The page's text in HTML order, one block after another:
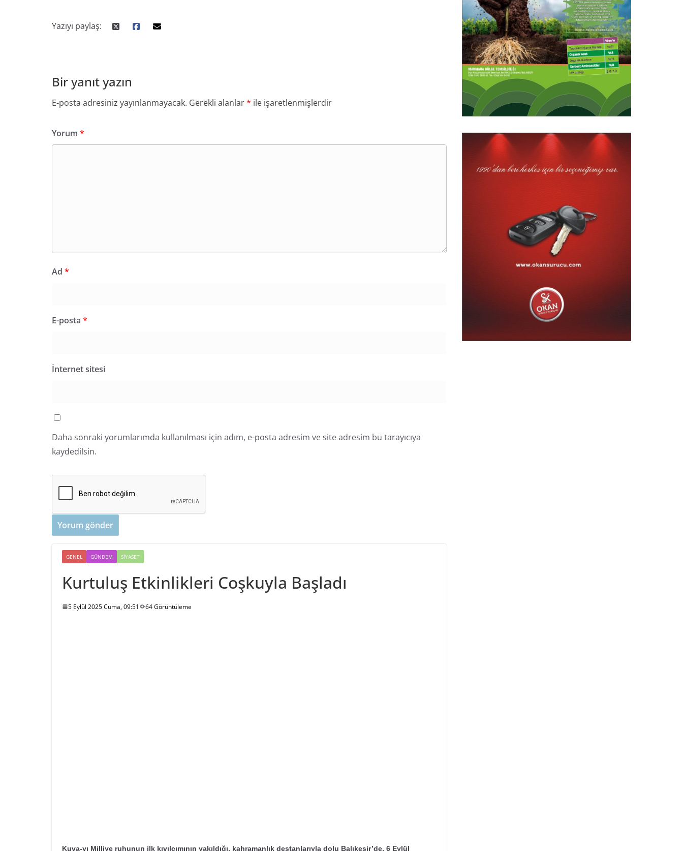
Yazıyı paylaş:
Bir yanıt yazın
E-posta adresiniz yayınlanmayacak. Gerekli alanlar* ile işaretlenmişlerdir
Yorum *
Ad *
E-posta *
İnternet sitesi
Daha sonraki yorumlarımda kullanılması için adım, e-posta adresim ve site adresim bu tarayıcıya
kaydedilsin.
GENEL GÜNDEM SIYASET
Kurtuluş Etkinlikleri Coşkuyla Başladı
5 Eylül 2025 Cuma, 09:51 64 Görüntüleme
Kuva-yı Milliye ruhunun ilk kıvılcımının yakıldığı, kahramanlık destanlarıyla dolu Balıkesir’de, 6 Eylül